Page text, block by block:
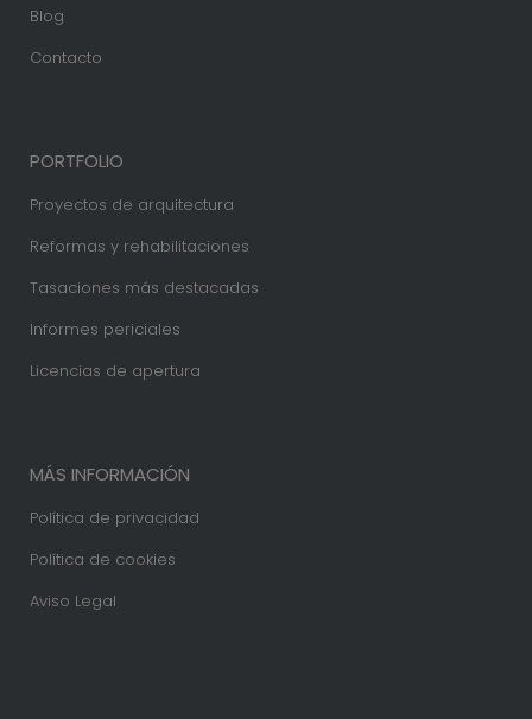
Blog
Contacto
PORTFOLIO
Proyectos de arquitectura
Reformas y rehabilitaciones
Tasaciones más destacadas
Informes periciales
Licencias de apertura
MÁS INFORMACIÓN
Política de privacidad
Política de cookies
Aviso Legal